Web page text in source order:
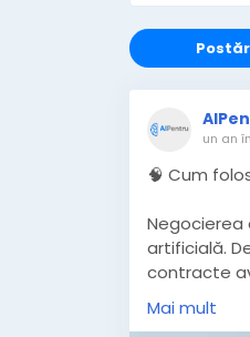
un an
🧠 Cum
Negocierea
artificială.
contracte
echipă de
Mai mult